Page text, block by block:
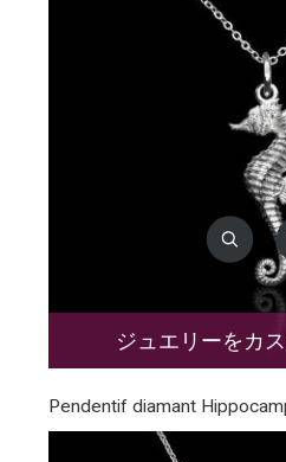
ジュエリーをカ
Pendentif diamant